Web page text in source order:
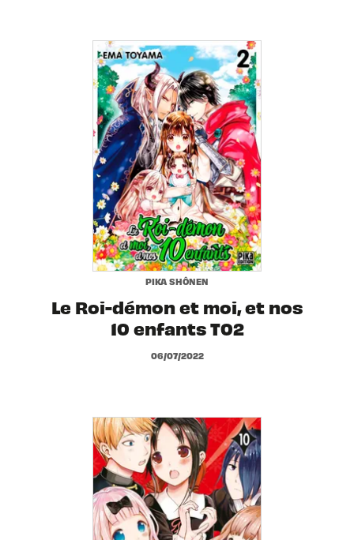
PIKA SHÔNEN
Le Roi-démon et moi, et nos
10 enfants T02
06/07/2022